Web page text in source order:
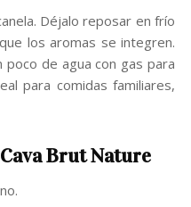
Déjalo reposar en frío
los aromas se integren.
de agua con gas para
para comidas familiares,
Brut Nature